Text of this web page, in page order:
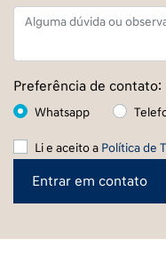
Preferência de contato:
Whatsapp
Li e aceito a Política de
Entrar em contato